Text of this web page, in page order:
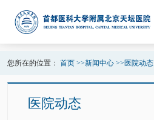
您所在的位置： 首页>>新闻中心>>医院动态
医院动态